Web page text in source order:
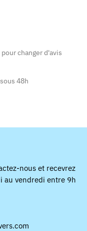
changer d'avis
48h
nous et recevrez
au vendredi entre 9h